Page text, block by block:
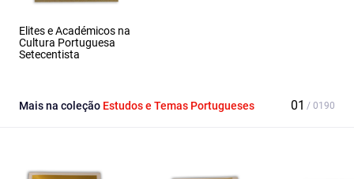
Elites e Académicos na
Cultura Portuguesa
Setecentista
Mais na coleção Estudos e Temas Portugueses